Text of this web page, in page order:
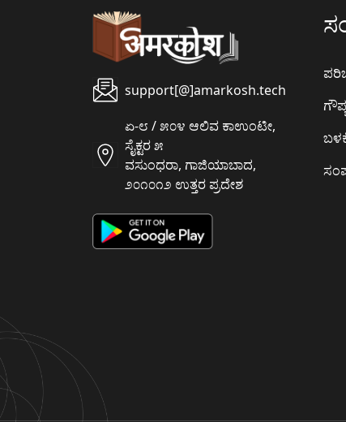
support[@]amarkosh.tech
ಏ-೮ / ೫೦೪ ಆಲಿವ ಕಾಉಂಟೀ,
ಸೈಕ್ಟರ ೫
ವಸುಂಧರಾ, ಗಾಜಿಯಾಬಾದ,
೨೦೧೦೧೨ ಉತ್ತರ ಪ್ರದೇಶ